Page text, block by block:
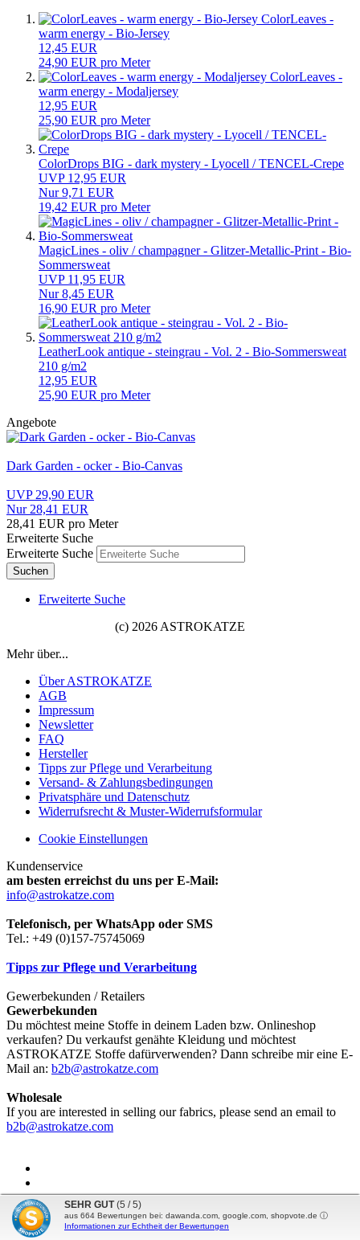
ColorLeaves -
warm energy - Bio-Jersey
12,45 EUR
24,90 EUR pro Meter
ColorLeaves -
warm energy - Modaljersey
12,95 EUR
25,90 EUR pro Meter
ColorDrops BIG - dark mystery - Lyocell / TENCEL-Crepe
UVP 12,95 EUR
Nur 9,71 EUR
19,42 EUR pro Meter
MagicLines - oliv / champagner - Glitzer-Metallic-Print - Bio-
Sommersweat
UVP 11,95 EUR
Nur 8,45 EUR
16,90 EUR pro Meter
LeatherLook antique - steingrau - Vol. 2 - Bio-Sommersweat
210 g/m2
12,95 EUR
25,90 EUR pro Meter
Angebote
Dark Garden - ocker - Bio-Canvas
UVP 29,90 EUR
Nur 28,41 EUR
28,41 EUR pro Meter
Erweiterte Suche
Erweiterte Suche
Suchen
Erweiterte Suche
(c) 2026 ASTROKATZE
Mehr über...
Über ASTROKATZE
AGB
Impressum
Newsletter
FAQ
Hersteller
Tipps zur Pflege und Verarbeitung
Versand- & Zahlungsbedingungen
Privatsphäre und Datenschutz
Widerrufsrecht & Muster-Widerrufsformular
Cookie Einstellungen
Kundenservice
am besten erreichst du uns per E-Mail:
info@astrokatze.com
Telefonisch, per WhatsApp oder SMS
Tel.: +49 (0)157-75745069
Tipps zur Pflege und Verarbeitung
Gewerbekunden / Retailers
Gewerbekunden
Du möchtest meine Stoffe in deinem Laden bzw. Onlineshop
verkaufen? Du verkaufst genähte Kleidung und möchtest
ASTROKATZE Stoffe dafürverwenden? Dann schreibe mir eine E-
Mail an: b2b@astrokatze.com
Wholesale
If you are interested in selling our fabrics, please send an email to
b2b@astrokatze.com
Vertrag widerrufenInternetshopby Gambio.de © 2026
SEHR GUT (5 / 5)
aus 664 Bewertungen bei: dawanda.com, google.com, shopvote.de ⓘ
Informationen zur Echtheit der Bewertungen